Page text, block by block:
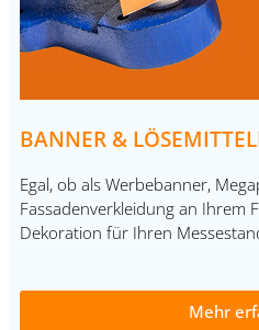
BANNER &
Egal, ob als Werbebanner,
Fassadenverkleidung an Ihrem
Dekoration für Ihren
Mehr